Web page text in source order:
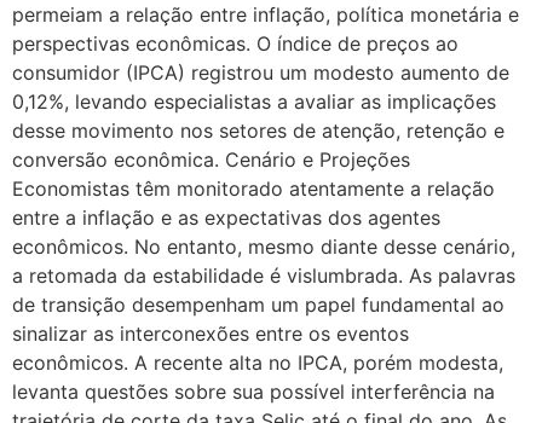
permeiam a relação entre inflação, política monetária e
perspectivas econômicas. O índice de preços ao
consumidor (IPCA) registrou um modesto aumento de
0,12%, levando especialistas a avaliar as implicações
desse movimento nos setores de atenção, retenção e
conversão econômica. Cenário e Projeções
Economistas têm monitorado atentamente a relação
entre a inflação e as expectativas dos agentes
econômicos. No entanto, mesmo diante desse cenário,
a retomada da estabilidade é vislumbrada. As palavras
de transição desempenham um papel fundamental ao
sinalizar as interconexões entre os eventos
econômicos. A recente alta no IPCA, porém modesta,
levanta questões sobre sua possível interferência na